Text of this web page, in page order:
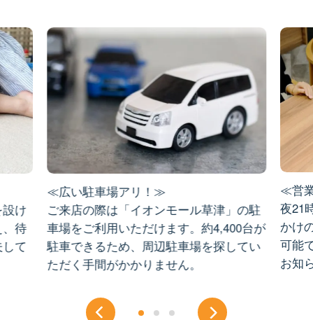
け
待
て
≪広い駐車場アリ！≫
ご来店の際は「イオンモール草津」の駐
車場をご利用いただけます。約4,400台が
駐車できるため、周辺駐車場を探してい
ただく手間がかかりません。
≪営
夜21
かけ
可能
お知